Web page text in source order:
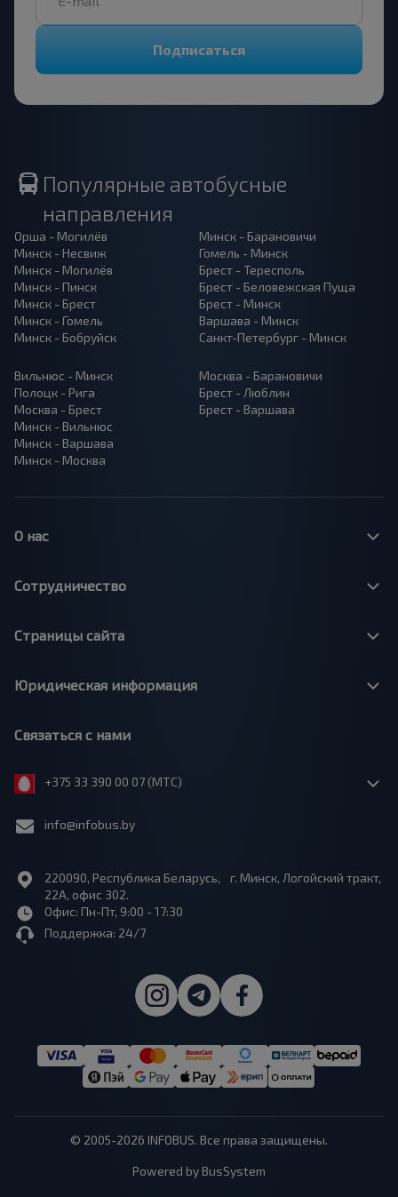
Подписаться
Популярные автобусные
направления
Орша - Могилёв
Минск - Несвиж
Минск - Могилёв
Минск - Пинск
Минск - Брест
Минск - Гомель
Минск - Бобруйск
Минск - Барановичи
Гомель - Минск
Брест - Тересполь
Брест - Беловежская Пуща
Брест - Минск
Варшава - Минск
Санкт-Петербург - Минск
Вильнюс - Минск
Полоцк - Рига
Москва - Брест
Минск - Вильнюс
Минск - Варшава
Минск - Москва
Москва - Барановичи
Брест - Люблин
Брест - Варшава
О нас
Сотрудничество
Страницы сайта
Юридическая информация
Связаться с нами
+375 33 390 00 07 (МТС)
info@infobus.by
220090, Республика Беларусь, г. Минск, Логойский тракт,
22А, офис 302.
Офис: Пн-Пт, 9:00 - 17:30
Поддержка: 24/7
© 2005-2026 INFOBUS. Все права защищены.
Powered by BusSystem